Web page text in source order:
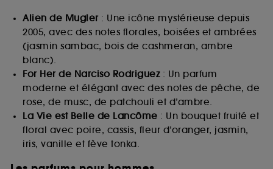
Alien de Mugler: Une icône mystérieuse depuis
2005, avec des notes florales, boisées et ambrées
(jasmin sambac, bois de cashmeran, ambre
blanc).
For Her de Narciso Rodriguez: Un parfum
moderne et élégant avec des notes de pêche, de
rose, de musc, de patchouli et d’ambre.
La Vie est Belle de Lancôme : Un bouquet fruité et
floral avec poire, cassis, fleur d’oranger, jasmin,
iris, vanille et fève tonka.